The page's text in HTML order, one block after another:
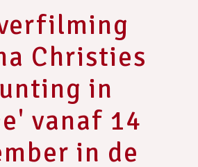
Christies
in
vanaf 14
in de